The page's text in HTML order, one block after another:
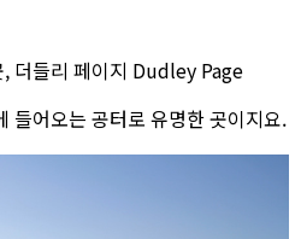
더들리 페이지 Dudley Page
들어오는 공터로 유명한 곳이지요.